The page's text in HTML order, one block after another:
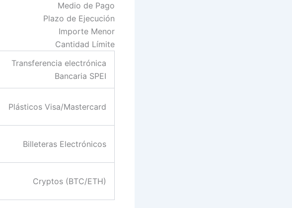
Medio de Pago
Plazo de Ejecución
Importe Menor
Cantidad Límite
Transferencia electrónica
Bancaria SPEI
Plásticos Visa/Mastercard
Billeteras Electrónicos
Cryptos (BTC/ETH)